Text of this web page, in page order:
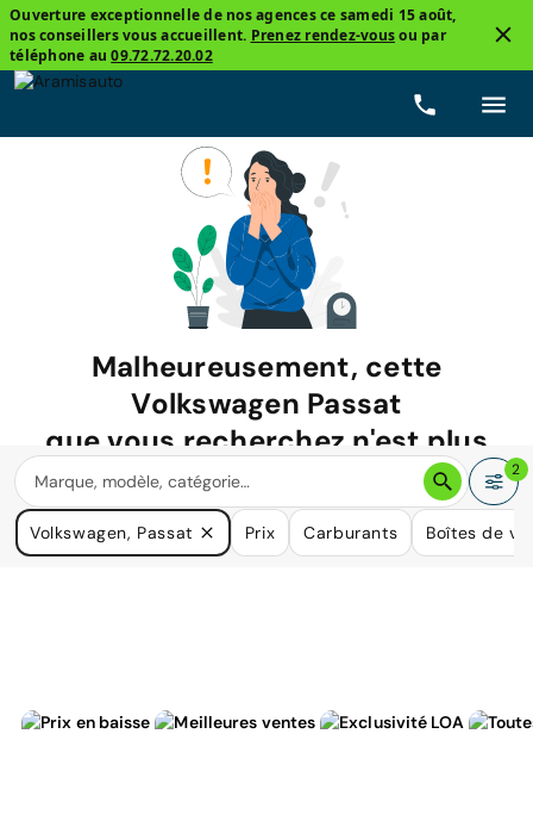
Ouverture exceptionnelle de nos agences ce samedi 15 août,
nos conseillers vous accueillent. Prenez rendez-vousou par
téléphone au09.72.72.20.02
Malheureusement, cette
Volkswagen Passat
que vous recherchez n'est plus
disponible.
Nous avons de nombreuses voitures qui pourraient répondre
à vos besoins.
2
Volkswagen, Passat Prix Carburants Boîtes de